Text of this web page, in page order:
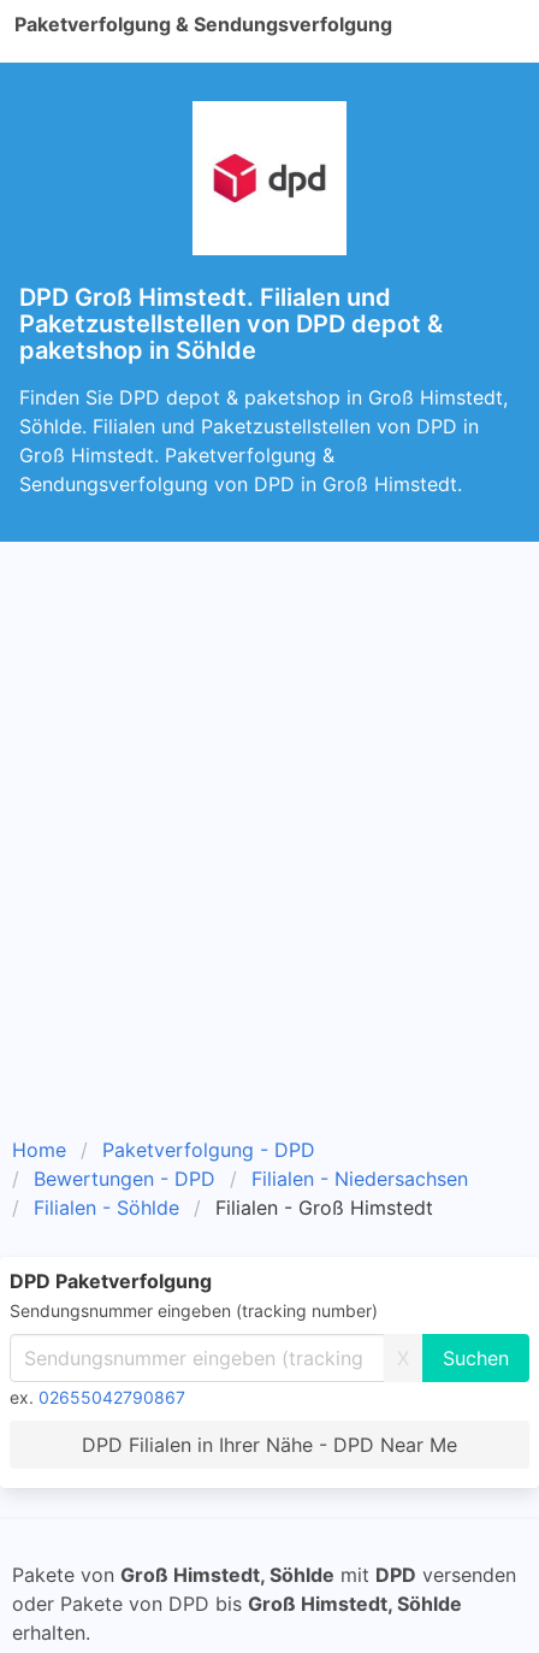
Paketverfolgung & Sendungsverfolgung
DPD Groß Himstedt. Filialen und
Paketzustellstellen von DPD depot &
paketshop in Söhlde
Finden Sie DPD depot & paketshop in Groß Himstedt,
Söhlde. Filialen und Paketzustellstellen von DPD in
Groß Himstedt. Paketverfolgung &
Sendungsverfolgung von DPD in Groß Himstedt.
Home
Paketverfolgung - DPD
Bewertungen - DPD
Filialen - Niedersachsen
Filialen - Söhlde
Filialen - Groß Himstedt
DPD Paketverfolgung
Sendungsnummer eingeben (tracking number)
X
ex. 02655042790867
DPD Filialen in Ihrer Nähe - DPD Near Me
Pakete von Groß Himstedt, Söhlde mit DPD versenden
oder Pakete von DPD bis Groß Himstedt, Söhlde
erhalten.